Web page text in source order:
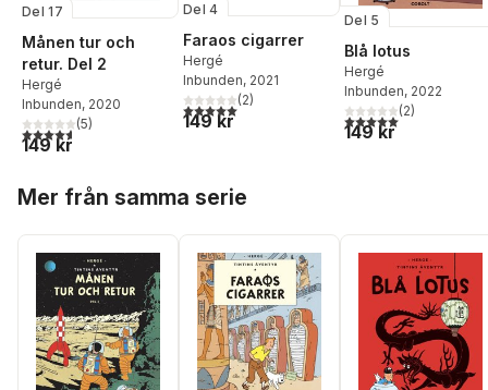
Del 17
Månen tur och
retur. Del 2
Hergé
Inbunden, 2020
4,6utav 5 stjärnor. Totalt antal röster:
(5)
149 kr
Del 4
Faraos cigarrer
Hergé
Inbunden, 2021
5,0utav 5 stjärnor. Totalt antal röster:
(2)
149 kr
Del 5
Blå lotus
Hergé
Inbunden, 2022
5,0utav 5 stjärnor.
(2)
149 kr
Mer från samma serie